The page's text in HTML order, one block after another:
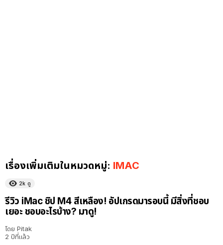
เรื่องเพิ่มเติมในหมวดหมู่: IMAC
2k ดู
รีวิว iMac ชิป M4 สีเหลือง! อัปเกรดมารอบนี้ มีสิ่งที่ชอบ
เยอะ ชอบอะไรบ้าง? มาดู!
โดย Pitak
2 ปีที่แล้ว